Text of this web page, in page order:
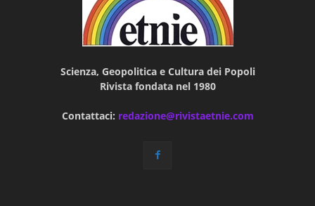
Scienza, Geopolitica e Cultura dei Popoli
Rivista fondata nel 1980
Contattaci: redazione@rivistaetnie.com